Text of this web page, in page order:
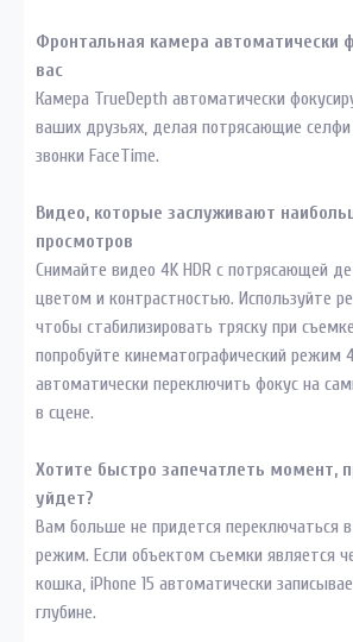
Фронтальная камера автоматически
вас
Камера TrueDepth автоматически
ваших друзьях, делая потрясающие селфи
звонки FaceTime.
Видео, которые заслуживают
просмотров
Снимайте видео 4K HDR с потрясающей
цветом и контрастностью. Используйте
чтобы стабилизировать тряску при
попробуйте кинематографический режим
автоматически переключить фокус на
в сцене.
Хотите быстро запечатлеть момент,
уйдет?
Вам больше не придется переключаться
режим. Если объектом съемки является
кошка, iPhone 15 автоматически
глубине.